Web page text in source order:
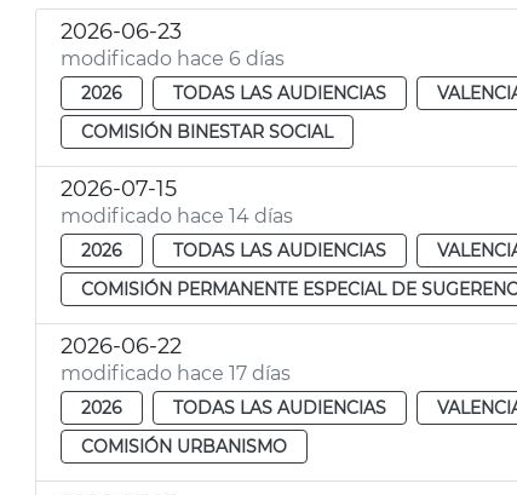
2026-06-23
modificado hace 6 días
2026 TODAS LAS AUDIENCIAS
COMISIÓN BINESTAR SOCIAL
2026-07-15
modificado hace 14 días
2026 TODAS LAS AUDIENCIAS
COMISIÓN PERMANENTE ESPECIAL DE
2026-06-22
modificado hace 17 días
2026 TODAS LAS AUDIENCIAS
COMISIÓN URBANISMO